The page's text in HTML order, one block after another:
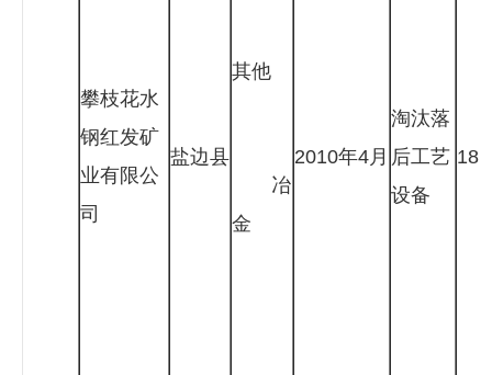
攀枝花水
钢红发矿
业有限公
司
盐边县
其他
冶
金
2010年4月
淘汰落
后工艺
设备
18